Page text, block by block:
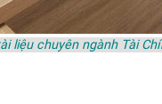
liệu chuyên ngành Tài